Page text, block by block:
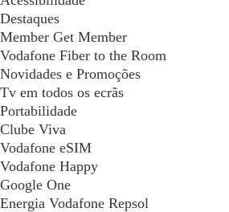
Destaques
Member Get Member
Vodafone Fiber to the Room
Novidades e Promoções
Tv em todos os ecrãs
Portabilidade
Clube Viva
Vodafone eSIM
Vodafone Happy
Google One
Energia Vodafone Repsol